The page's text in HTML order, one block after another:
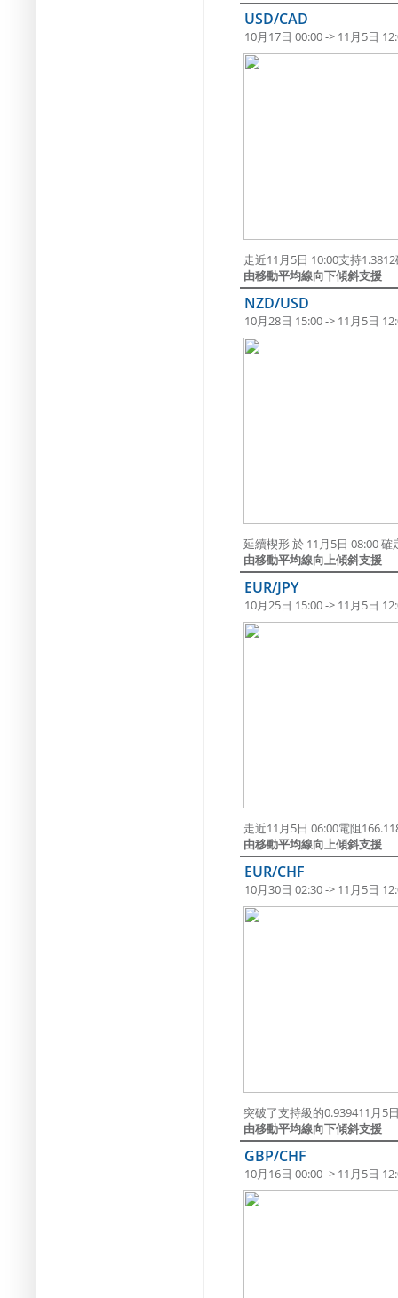
USD/CAD
10月17日 00:00 -> 11月5日
走近11月5日 10:00支持
由移動平均線向下傾斜支援
NZD/USD
10月28日 15:00 -> 11月5日
延續楔形 於 11月5日 08:00
由移動平均線向上傾斜支援
EUR/JPY
10月25日 15:00 -> 11月5日
走近11月5日 06:00電阻
由移動平均線向上傾斜支援
EUR/CHF
10月30日 02:30 -> 11月5日
突破了支持級的0.939411月5
由移動平均線向下傾斜支援
GBP/CHF
10月16日 00:00 -> 11月5日